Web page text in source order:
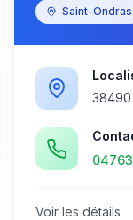
Saint-Ondras
38490
Voir les détails